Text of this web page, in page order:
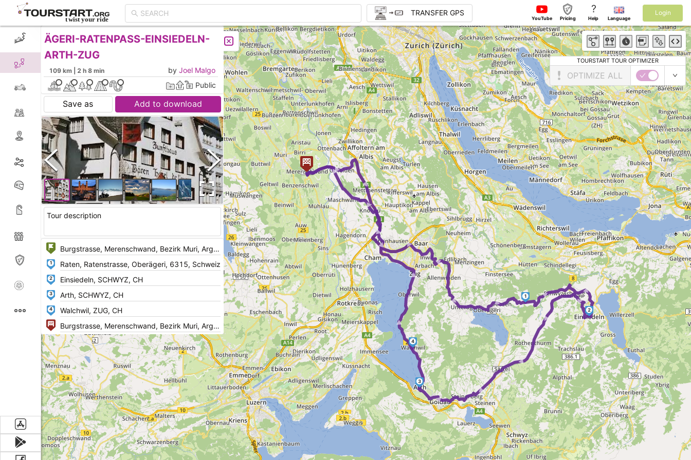
► ►
► ► ► ► ► ► ►
► ► ► ► ►
► ► ► ► ►
1
2
3
4
TRANSFER GPS
YouTube Pricing
?
Help Language
Login
CREATE TOUR LIST
ÄGERI-RATENPASS-EINSIEDELN-
ARTH-ZUG
109 km | 2 h 8 min by Joel Malgo
Public
Save as Add to download
Tour description
1
2
3
4
TOURSTART TOUR OPTIMIZER
OPTIMIZE ALL